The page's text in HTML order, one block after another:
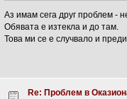
Аз имам сега друг проблем -
Обявата е изтекла и до там.
Това ми се е случвало и
Re: Проблем в